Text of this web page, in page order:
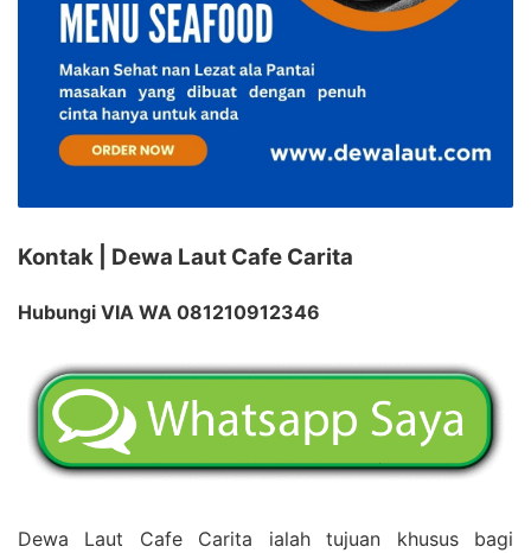
Kontak | Dewa Laut Cafe Carita
Hubungi VIA WA 081210912346
Dewa Laut Cafe Carita ialah tujuan khusus bagi